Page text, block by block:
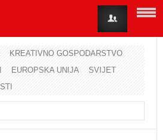
KREATIVNO GOSPODARSTVO
EUROPSKA UNIJA
SVIJET
ime